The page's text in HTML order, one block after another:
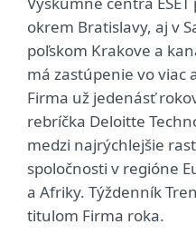
okrem Bratislavy, aj v
poľskom Krakove a
má zastúpenie vo viac
Firma už jedenásť
rebríčka Deloitte
medzi najrýchlejšie
spoločnosti v regióne
a Afriky. Týždenník
titulom Firma roka.